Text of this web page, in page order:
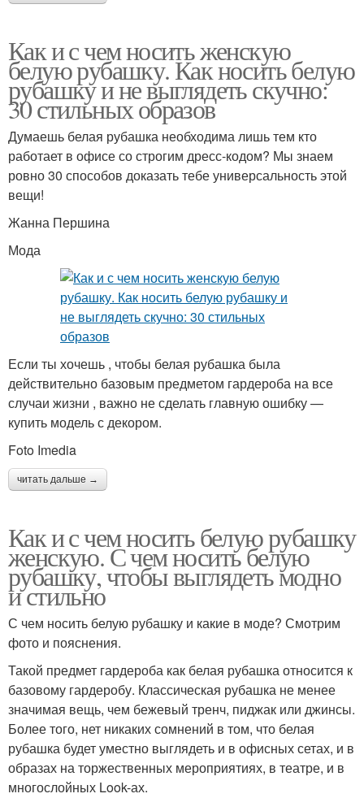
Как и с чем носить женскую
белую рубашку. Как носить белую
рубашку и не выглядеть скучно:
30 стильных образов
Думаешь белая рубашка необходима лишь тем кто
работает в офисе со строгим дресс-кодом? Мы знаем
ровно 30 способов доказать тебе универсальность этой
вещи!
Жанна Першина
Мода
Если ты хочешь , чтобы белая рубашка была
действительно базовым предметом гардероба на все
случаи жизни , важно не сделать главную ошибку —
купить модель с декором.
Foto Imedia
читать дальше →
Как и с чем носить белую рубашку
женскую. С чем носить белую
рубашку, чтобы выглядеть модно
и стильно
С чем носить белую рубашку и какие в моде? Смотрим
фото и пояснения.
Такой предмет гардероба как белая рубашка относится к
базовому гардеробу. Классическая рубашка не менее
значимая вещь, чем бежевый тренч, пиджак или джинсы.
Более того, нет никаких сомнений в том, что белая
рубашка будет уместно выглядеть и в офисных сетах, и в
образах на торжественных мероприятиях, в театре, и в
многослойных Look-ах.